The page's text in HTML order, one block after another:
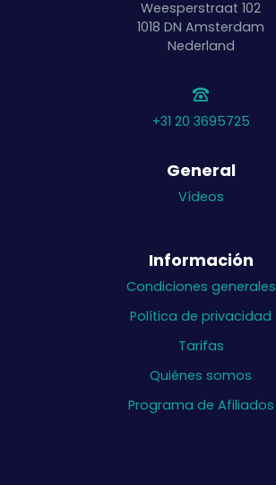
Weesperstraat 102
1018 DN Amsterdam
Nederland
+31 20 3695725
General
Vídeos
Información
Condiciones generales
Política de privacidad
Tarifas
Quiénes somos
Programa de Afiliados